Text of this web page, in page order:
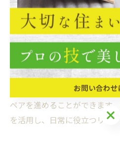
雑な修理まで幅広く取り上げ
アのコツや注意点も丁寧に解
でも安心です。
リペアを応用する際の注意点
無理をしないことです。自分
術が必要な部分を区別するこ
ペアを進めることができます
を活用し、日常に役立つリペ
お問い合わせ